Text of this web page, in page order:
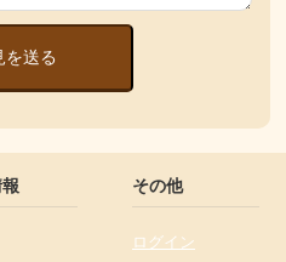
を送る
その他
ログイン